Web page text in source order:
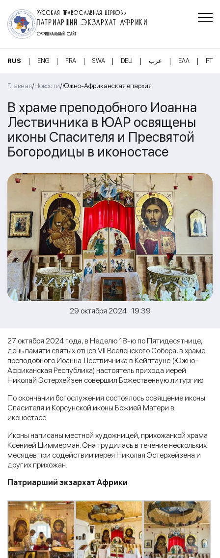
РУССКАЯ ПРАВОСЛАВНАЯ ЦЕРКОВЬ
ПАТРИАРШИЙ ЭКЗАРХАТ АФРИКИ
ОФИЦИАЛЬНЫЙ САЙТ
RUS | ENG | FRA | SWA | DEU | عرب | ΕΛΛ | PT
Главная/Новости/Южно-Африканская епархия
В храме преподобного Иоанна
Лествичника в ЮАР освящены
иконы Спасителя и Пресвятой
Богородицы в иконостасе
29 октября 2024 19:39
27 октября 2024 года, в Неделю 18-ю по Пятидесятнице,
день памяти святых отцов VII Вселенского Собора, в храме
преподобного Иоанна Лествичника в Кейптауне (Южно-
Африканская Республика) настоятель прихода иерей
Николай Эстерхейзен совершил Божественную литургию.
По окончании богослужения состоялось освящение иконы
Спасителя и Корсунской иконы Божией Матери в
иконостасе.
Иконы написаны местной художницей, прихожанкой храма
Ксенией Циммерман. Она трудилась в течение нескольких
месяцев при содействии иерея Николая Эстерхейзена и
других прихожан.
Патриарший экзархат Африки